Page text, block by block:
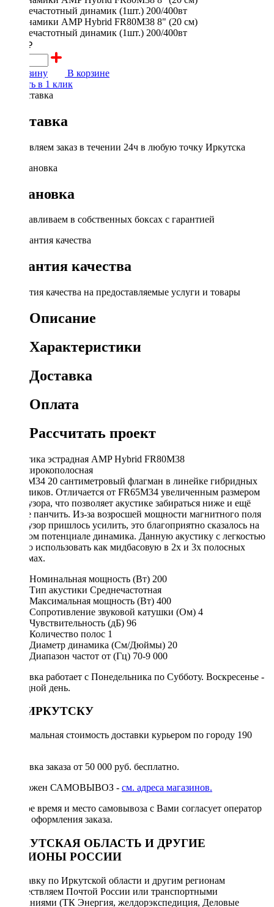
4150 ₽
В корзину
В корзине
Купить в 1 клик
Доставка
Доставляем заказ в течении 24ч в любую точку Иркутска
Установка
Устанавливаем в собственных боксах с гарантией
Гарантия качества
Гарантия качества на предоставляемые услуги и товары
Описание
Характеристики
Доставка
Оплата
Рассчитать проект
Акустика эстрадная AMP Hybrid FR80M38
(шт)широкополосная
FR80М34 20 сантиметровый флагман в линейке гибридных
динамиков. Отличается от FR65М34 увеличенным размером
диффузора, что позволяет акустике забираться ниже и ещё
лучше панчить. Из-за возросшей мощности магнитного поля
диффузор пришлось усилить, это благоприятно сказалось на
басовом потенциале динамика. Данную акустику с легкостью
можно использовать как мидбасовую в 2х и 3х полосных
системах.
Номинальная мощность (Вт) 200
Тип акустики Среднечастотная
Максимальная мощность (Вт) 400
Сопротивление звуковой катушки (Ом) 4
Чувствительность (дБ) 96
Количество полос 1
Диаметр динамика (См/Дюймы) 20
Диапазон частот от (Гц) 70-9 000
Доставка работает с Понедельника по Субботу. Воскресенье -
выходной день.
ПО ИРКУТСКУ
Минимальная стоимость доставки курьером по городу 190
Доставка заказа от 50 000 руб. бесплатно.
Возможен САМОВЫВОЗ - см. адреса магазинов.
Точное время и место самовывоза с Вами согласует оператор
после оформления заказа.
ИРКУТСКАЯ ОБЛАСТЬ И ДРУГИЕ
РЕГИОНЫ РОССИИ
Отправку по Иркутской области и другим регионам
осуществляем Почтой России или транспортными
компаниями (ТК Энергия, желдорэкспедиция, Деловые